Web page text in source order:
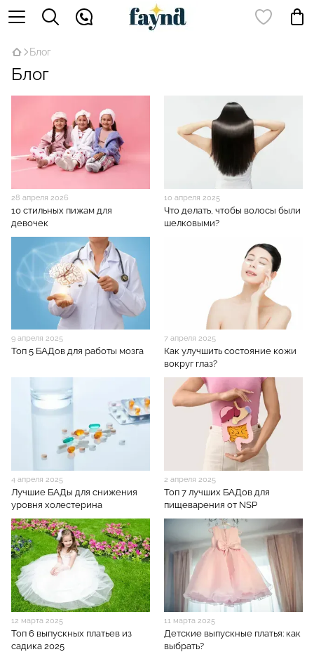
Блог
Блог
28 апреля 2026
10 стильных пижам для
девочек
10 апреля 2025
Что делать, чтобы волосы были
шелковыми?
9 апреля 2025
Топ 5 БАДов для работы мозга
7 апреля 2025
Как улучшить состояние кожи
вокруг глаз?
4 апреля 2025
Лучшие БАДы для снижения
уровня холестерина
2 апреля 2025
Топ 7 лучших БАДов для
пищеварения от NSP
12 марта 2025
Топ 6 выпускных платьев из
садика 2025
11 марта 2025
Детские выпускные платья: как
выбрать?